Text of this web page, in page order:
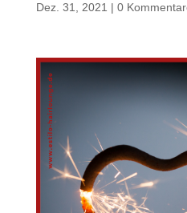
Dez. 31, 2021 | 0